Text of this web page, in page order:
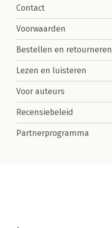
Contact
Voorwaarden
Bestellen en retourneren
Lezen en luisteren
Voor auteurs
Recensiebeleid
Partnerprogramma